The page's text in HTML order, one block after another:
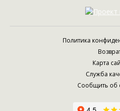
Политика
Карта
Служба
Сообщить об